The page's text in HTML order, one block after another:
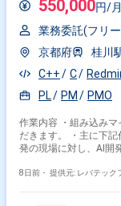
550,000円/月
業務委託(フリ
京都府
桂川
C++
C
PL
PM PMO
作業内容 ・組み込み
だきます。 ・主に下記作業をご
発の現場に対し、AI開
8日前・ 提供元: レバテック